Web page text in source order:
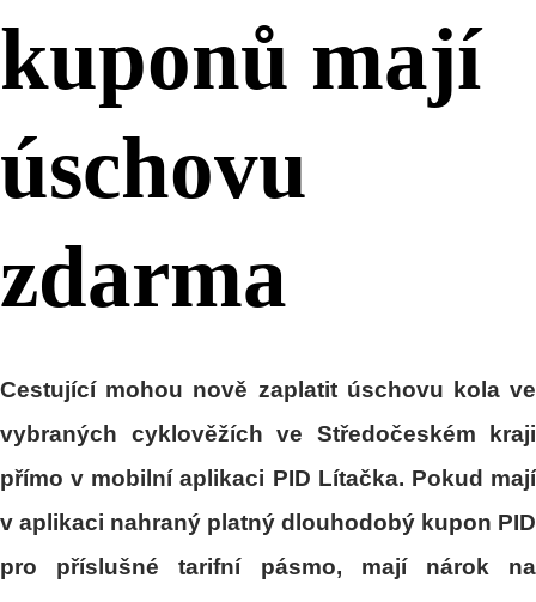
kuponů mají
úschovu
zdarma
Cestující mohou nově zaplatit úschovu kola ve
vybraných cyklověžích ve Středočeském kraji
přímo v mobilní aplikaci PID Lítačka. Pokud mají
v aplikaci nahraný platný dlouhodobý kupon PID
pro příslušné tarifní pásmo, mají nárok na